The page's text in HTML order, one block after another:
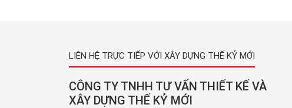
LIÊN HỆ TRỰC TIẾP VỚI XÂY DỰNG THẾ KỶ MỚI
CÔNG TY TNHH TƯ VẤN THIẾT KẾ VÀ
XÂY DỰNG THẾ KỶ MỚI